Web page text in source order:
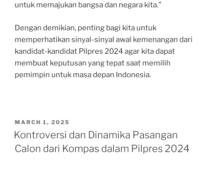
untuk memajukan bangsa dan negara kita.”
Dengan demikian, penting bagi kita untuk
memperhatikan sinyal-sinyal awal kemenangan dari
kandidat-kandidat Pilpres 2024 agar kita dapat
membuat keputusan yang tepat saat memilih
pemimpin untuk masa depan Indonesia.
POSTED
ON
MARCH 1, 2025
Kontroversi dan Dinamika Pasangan
Calon dari Kompas dalam Pilpres 2024